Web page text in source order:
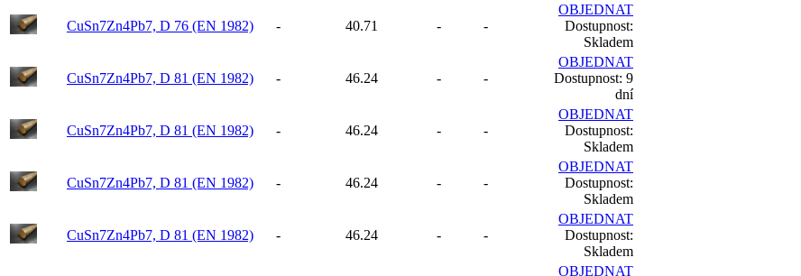
CuSn7Zn4Pb7, D 76 (EN 1982) - 40.71 - -
OBJEDNAT
Dostupnost:
Skladem
CuSn7Zn4Pb7, D 81 (EN 1982) - 46.24 - -
OBJEDNAT
Dostupnost: 9
dní
CuSn7Zn4Pb7, D 81 (EN 1982) - 46.24 - -
OBJEDNAT
Dostupnost:
Skladem
CuSn7Zn4Pb7, D 81 (EN 1982) - 46.24 - -
OBJEDNAT
Dostupnost:
Skladem
CuSn7Zn4Pb7, D 81 (EN 1982) - 46.24 - -
OBJEDNAT
Dostupnost:
Skladem
OBJEDNAT